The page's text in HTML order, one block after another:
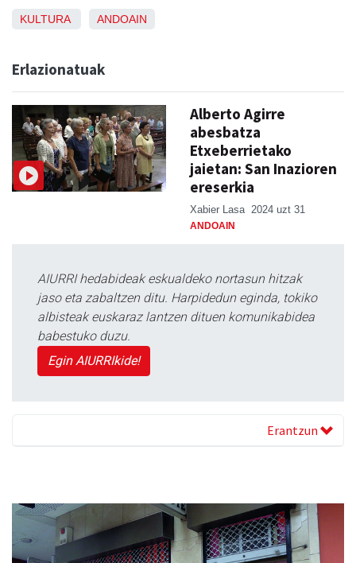
KULTURA ANDOAIN
Erlazionatuak
Alberto Agirre
abesbatza
Etxeberrietako
jaietan: San Inazioren
ereserkia
Xabier Lasa 2024 uzt 31
ANDOAIN
AIURRI hedabideak eskualdeko nortasun hitzak
jaso eta zabaltzen ditu. Harpidedun eginda, tokiko
albisteak euskaraz lantzen dituen komunikabidea
babestuko duzu.
Egin AIURRIkide!
Erantzun